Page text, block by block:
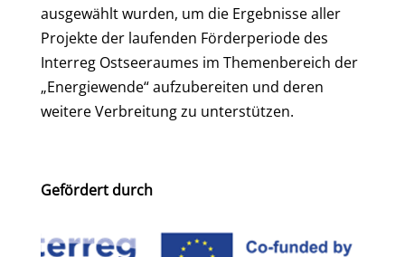
ausgewählt wurden, um die Ergebnisse aller
Projekte der laufenden Förderperiode des
Interreg Ostseeraumes im Themenbereich der
„Energiewende“ aufzubereiten und deren
weitere Verbreitung zu unterstützen.
Gefördert durch